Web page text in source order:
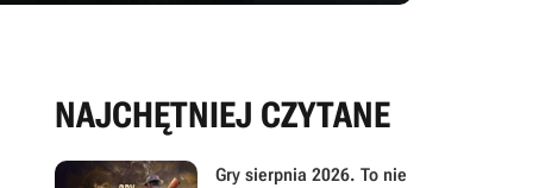
NAJCHĘTNIEJ CZYTANE
Gry sierpnia 2026. To nie